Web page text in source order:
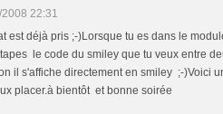
22:31
est déjà pris ;-)Lorsque tu es dans le
le code du smiley que tu veux entre
il s'affiche directement en smiley ;-)Voici
placer.à bientôt et bonne soirée